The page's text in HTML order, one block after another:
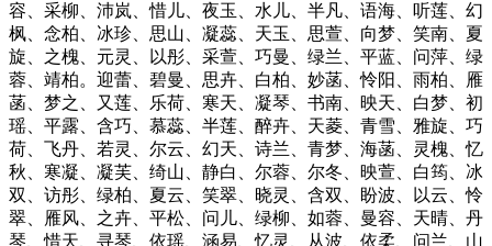
容、采柳、沛岚、惜儿、夜玉、水儿、半凡、语海、听莲、幻
枫、念柏、冰珍、思山、凝蕊、天玉、思萱、向梦、笑南、夏
旋、之槐、元灵、以彤、采萱、巧曼、绿兰、平蓝、问萍、绿
蓉、靖柏。迎蕾、碧曼、思卉、白柏、妙菡、怜阳、雨柏、雁
菡、梦之、又莲、乐荷、寒天、凝琴、书南、映天、白梦、初
瑶、平露、含巧、慕蕊、半莲、醉卉、天菱、青雪、雅旋、巧
荷、飞丹、若灵、尔云、幻天、诗兰、青梦、海菡、灵槐、忆
秋、寒凝、凝芙、绮山、静白、尔蓉、尔冬、映萱、白筠、冰
双、访彤、绿柏、夏云、笑翠、晓灵、含双、盼波、以云、怜
翠、雁风、之卉、平松、问儿、绿柳、如蓉、曼容、天晴、丹
琴、惜天、寻琴、依瑶、涵易、忆灵、从波、依柔、问兰、山